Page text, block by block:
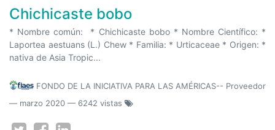
Chichicaste bobo
* Nombre común: * Chichicaste bobo * Nombre Científico: *
Laportea aestuans (L.) Chew * Familia: * Urticaceae * Origen: *
nativa de Asia Tropic...
FONDO DE LA INICIATIVA PARA LAS AMÉRICAS-- Proveedor
— marzo 2020 — 6242 vistas